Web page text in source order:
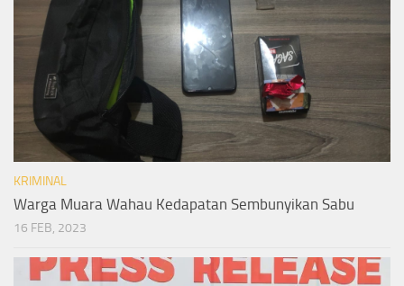
KRIMINAL
Warga Muara Wahau Kedapatan Sembunyikan Sabu
16 FEB, 2023